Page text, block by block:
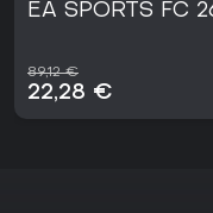
EA SPORTS FC
89,12 €
22,28 €